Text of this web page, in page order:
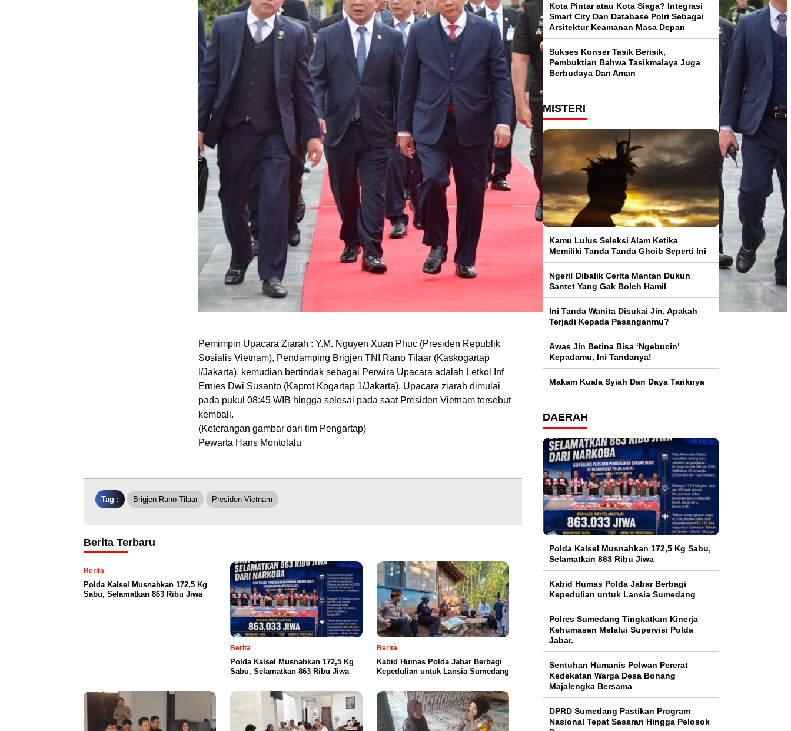
Pemimpin Upacara Ziarah : Y.M. Nguyen Xuan Phuc (Presiden Republik
Sosialis Vietnam), Pendamping Brigjen TNI Rano Tilaar (Kaskogartap
I/Jakarta), kemudian bertindak sebagai Perwira Upacara adalah Letkol Inf
Ernies Dwi Susanto (Kaprot Kogartap 1/Jakarta). Upacara ziarah dimulai
pada pukul 08:45 WIB hingga selesai pada saat Presiden Vietnam tersebut
kembali.
(Keterangan gambar dari tim Pengartap)
Pewarta Hans Montolalu
Tag : Brigjen Rano Tilaar Presiden Vietnam
Berita Terbaru
Berita
Polda Kalsel Musnahkan 172,5 Kg
Sabu, Selamatkan 863 Ribu Jiwa
Berita
Polda Kalsel Musnahkan 172,5 Kg
Sabu, Selamatkan 863 Ribu Jiwa
Berita
Kabid Humas Polda Jabar Berbagi
Kepedulian untuk Lansia Sumedang
Kota Pintar atau Kota Siaga? Integrasi
Smart City Dan Database Polri Sebagai
Arsitektur Keamanan Masa Depan
Sukses Konser Tasik Berisik,
Pembuktian Bahwa Tasikmalaya Juga
Berbudaya Dan Aman
MISTERI
Kamu Lulus Seleksi Alam Ketika
Memiliki Tanda Tanda Ghoib Seperti Ini
Ngeri! Dibalik Cerita Mantan Dukun
Santet Yang Gak Boleh Hamil
Ini Tanda Wanita Disukai Jin, Apakah
Terjadi Kepada Pasanganmu?
Awas Jin Betina Bisa ‘Ngebucin’
Kepadamu, Ini Tandanya!
Makam Kuala Syiah Dan Daya Tariknya
DAERAH
Polda Kalsel Musnahkan 172,5 Kg Sabu,
Selamatkan 863 Ribu Jiwa
Kabid Humas Polda Jabar Berbagi
Kepedulian untuk Lansia Sumedang
Polres Sumedang Tingkatkan Kinerja
Kehumasan Melalui Supervisi Polda
Jabar.
Sentuhan Humanis Polwan Pererat
Kedekatan Warga Desa Bonang
Majalengka Bersama
DPRD Sumedang Pastikan Program
Nasional Tepat Sasaran Hingga Pelosok